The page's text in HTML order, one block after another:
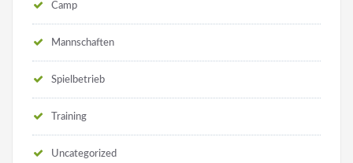
Camp
Mannschaften
Spielbetrieb
Training
Uncategorized